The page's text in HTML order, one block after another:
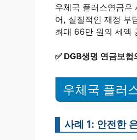
우체국 플러스연금은
어, 실질적인 재정 부
최대 66만 원의 세액
✅ DGB생명 연금보험
우체국 플러
사례 1: 안전한